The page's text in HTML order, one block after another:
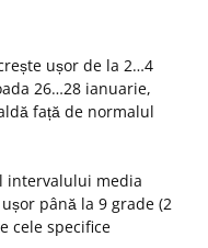
ușor de la 2…4
26…28 ianuarie,
față de normalul
intervalului media
până la 9 grade (2
cele specifice